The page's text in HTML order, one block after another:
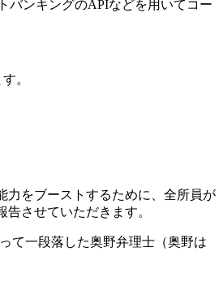
バンキングのAPIなどを用いてコー
。
力をブーストするために、全所員が
させていただきます。
て一段落した奥野弁理士（奥野は